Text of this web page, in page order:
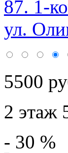
ул.
5500
2 этаж
- 30 %